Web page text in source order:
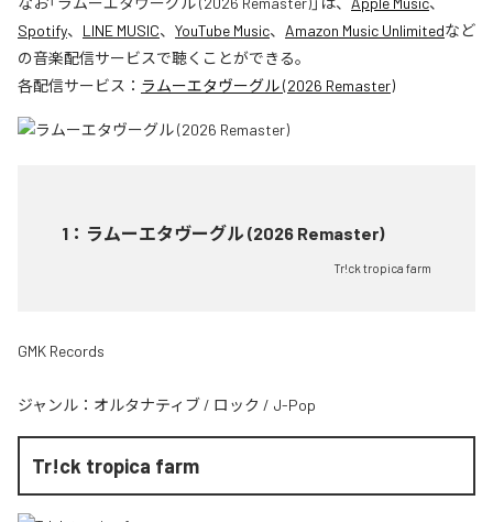
Spotify、 LINE MUSIC、 YouTube Music、 Amazon Music Unlimitedなど
の音楽配信サービスで聴くことができる。
各配信サービス： ラムーエタヴーグル (2026 Remaster)
1 ： ラムーエタヴーグル (2026 Remaster)
Tr!ck tropica farm
GMK Records
ジャンル： オルタナティブ / ロック / J-Pop
Tr!ck tropica farm